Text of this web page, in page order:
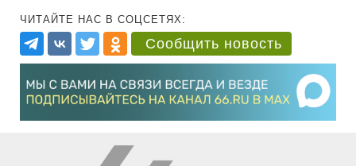
ЧИТАЙТЕ НАС В СОЦСЕТЯХ:
Сообщить новость